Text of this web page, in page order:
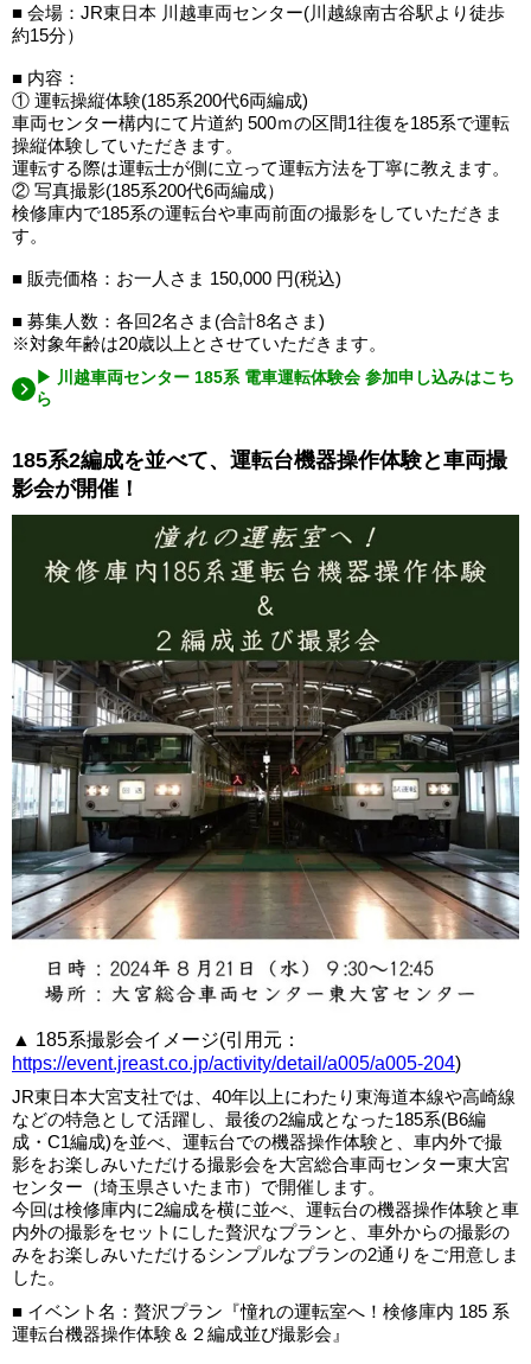
■ 会場：JR東日本 川越車両センター(川越線南古谷駅より徒歩
約15分）
■ 内容：
① 運転操縦体験(185系200代6両編成)
車両センター構内にて片道約 500ｍの区間1往復を185系で運転
操縦体験していただきます。
運転する際は運転士が側に立って運転方法を丁寧に教えます。
② 写真撮影(185系200代6両編成）
検修庫内で185系の運転台や車両前面の撮影をしていただきま
す。
■ 販売価格：お一人さま 150,000 円(税込)
■ 募集人数：各回2名さま(合計8名さま)
※対象年齢は20歳以上とさせていただきます。
▶ 川越車両センター 185系 電車運転体験会 参加申し込みはこち
ら
185系2編成を並べて、運転台機器操作体験と車両撮
影会が開催！
▲ 185系撮影会イメージ(引用元：
https://event.jreast.co.jp/activity/detail/a005/a005-204)
JR東日本大宮支社では、40年以上にわたり東海道本線や高崎線
などの特急として活躍し、最後の2編成となった185系(B6編
成・C1編成)を並べ、運転台での機器操作体験と、車内外で撮
影をお楽しみいただける撮影会を大宮総合車両センター東大宮
センター（埼玉県さいたま市）で開催します。
今回は検修庫内に2編成を横に並べ、運転台の機器操作体験と車
内外の撮影をセットにした贅沢なプランと、車外からの撮影の
みをお楽しみいただけるシンプルなプランの2通りをご用意しま
した。
■ イベント名：贅沢プラン『憧れの運転室へ！検修庫内 185 系
運転台機器操作体験＆２編成並び撮影会』